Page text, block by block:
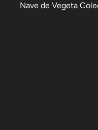
Nave de Vegeta